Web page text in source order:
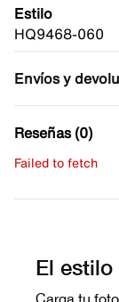
Estilo
HQ9468-060
Envíos y
Reseñas (0)
Failed to fetch